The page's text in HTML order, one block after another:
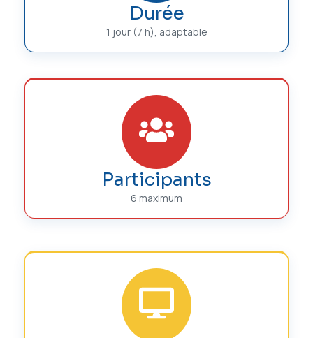
Durée
1 jour (7 h), adaptable
Participants
6 maximum